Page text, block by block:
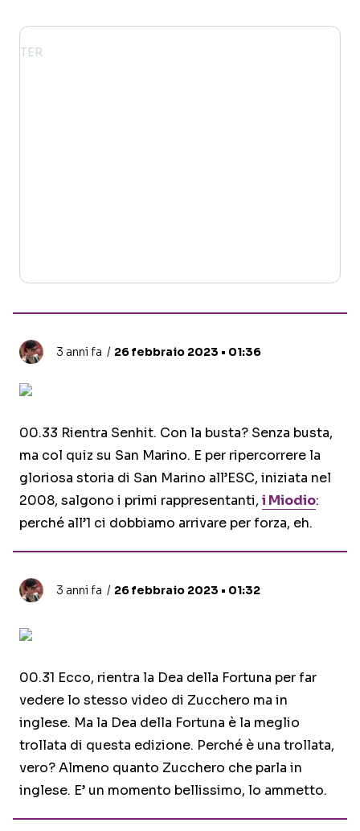
3 anni fa 26 febbraio 2023 • 01:36
00.33 Rientra Senhit. Con la busta? Senza busta,
ma col quiz su San Marino. E per ripercorrere la
gloriosa storia di San Marino all’ESC, iniziata nel
2008, salgono i primi rappresentanti, i Miodio:
perché all’1 ci dobbiamo arrivare per forza, eh.
3 anni fa 26 febbraio 2023 • 01:32
00.31 Ecco, rientra la Dea della Fortuna per far
vedere lo stesso video di Zucchero ma in
inglese. Ma la Dea della Fortuna è la meglio
trollata di questa edizione. Perché è una trollata,
vero? Almeno quanto Zucchero che parla in
inglese. E’ un momento bellissimo, lo ammetto.